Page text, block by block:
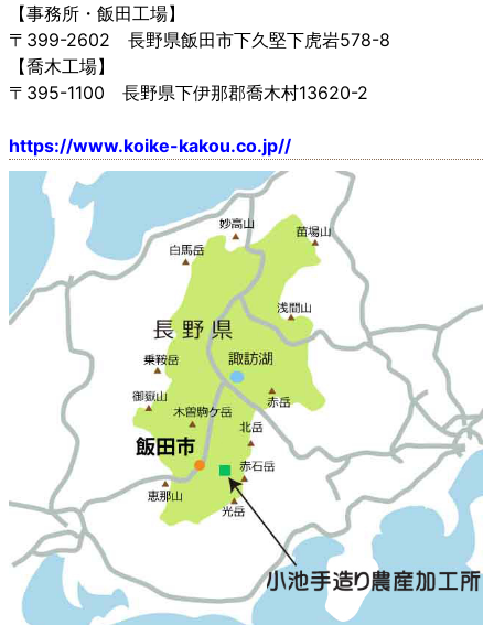
【事務所・飯田工場】
〒399-2602 長野県飯田市下久堅下虎岩578-8
【喬木工場】
〒395-1100 長野県下伊那郡喬木村13620-2
https://www.koike-kakou.co.jp//